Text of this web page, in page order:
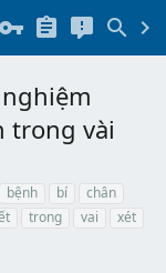
trong vài
h
bệnh bí
chân
trong vai
xét